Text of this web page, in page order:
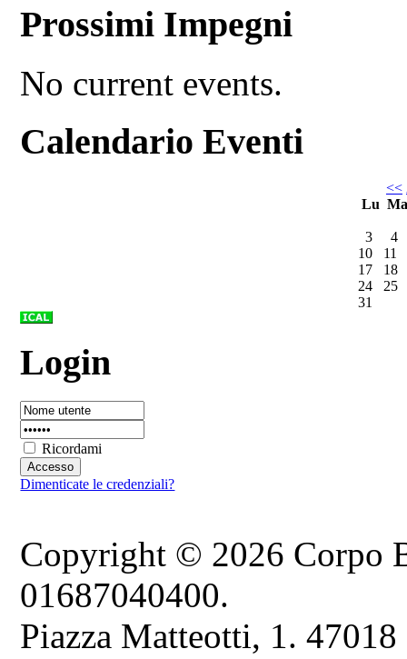
Prossimi Impegni
No current events.
Calendario Eventi
<<
Lu
3
4
10
11
17
18
24
25
31
Login
Ricordami
Dimenticate le credenziali?
Copyright © 2026 Corpo
01687040400.
Piazza Matteotti, 1.